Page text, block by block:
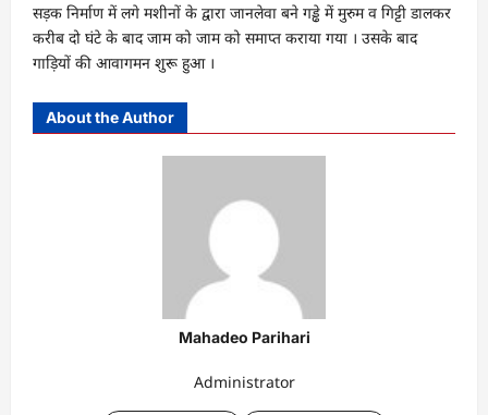
सड़क निर्माण में लगे मशीनों के द्वारा जानलेवा बने गड्ढे में मुरुम व गिट्टी डालकर
करीब दो घंटे के बाद जाम को जाम को समाप्त कराया गया । उसके बाद
गाड़ियों की आवागमन शुरू हुआ ।
About the Author
Mahadeo Parihari
Administrator